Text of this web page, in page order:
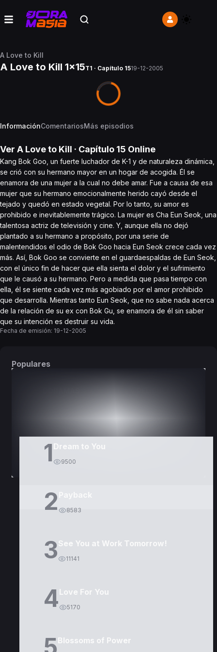
A Love to Kill
A Love to Kill 1x15T1 · Capítulo 1519-12-2005
InformaciónComentariosMás episodios
Ver A Love to Kill · Capítulo 15 Online
Kang Bok Goo, un fuerte luchador de K-1 y de naturaleza dinámica,
se crió con su hermano mayor en un hogar de acogida. Él se
enamora de una mujer a la cual no debe amar. Fue a causa de esa
mujer que su hermano emocionalmente herido cayó desde el
tejado y quedó en estado vegetal. Por lo tanto, su amor es
prohibido e inevitablemente trágico. La mujer es Cha Eun Seok, una
talentosa actriz de televisión y cine. Y, aunque ella no dejó
plantado a su hermano a propósito, por una serie de
malentendidos el odio de Bok Goo hacia Eun Seok crece cada vez
más. Así, Bok Goo se convierte en el guardaespaldas de Eun Seok,
con el único fin de hacer que ella sienta el dolor y el sufrimiento
que le causó a su hermano. Pero a medida que pasa tiempo con
ella, él se siente cada vez más agobiado por el amor prohibido
que desarrolla. Mientras tanto Eun Seok, que no sabe nada acerca
de la relación de su ex con Bok Gu, se enamora de él sin saber
que su intención es destruir su vida.
Fecha de emisión: 19-12-2005
Populares
1 Dream to You
9500
2 8583
3See You at Work Tomorrow!
11141
4Love For You
5170
Blossoms of Power